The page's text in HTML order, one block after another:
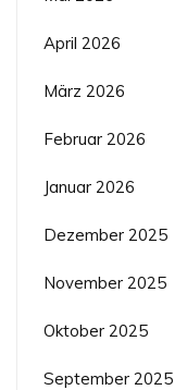
April 2026
März 2026
Februar 2026
Januar 2026
Dezember 2025
November 2025
Oktober 2025
September 2025